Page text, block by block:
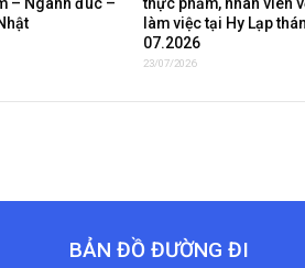
– Ngành đúc –
thực phẩm, nhân viên
làm việc tại Hy Lạp
07.2026
23/07/2026
BẢN ĐỒ ĐƯỜNG ĐI